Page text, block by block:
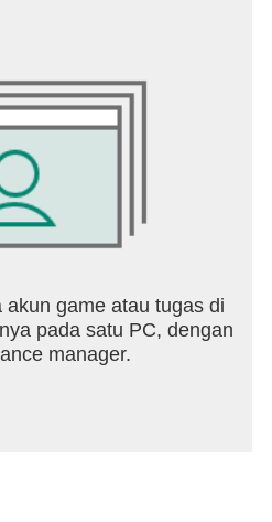
game atau tugas di
pada satu PC, dengan
manager.